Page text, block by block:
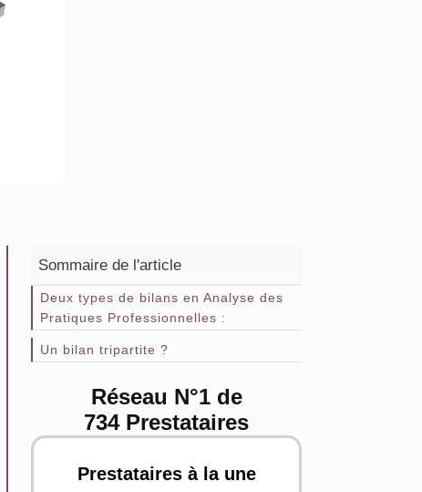
Sommaire de l'article
Deux types de bilans en Analyse des
Pratiques Professionnelles :
Un bilan tripartite ?
Réseau N°1 de
734 Prestataires
Prestataires à la une